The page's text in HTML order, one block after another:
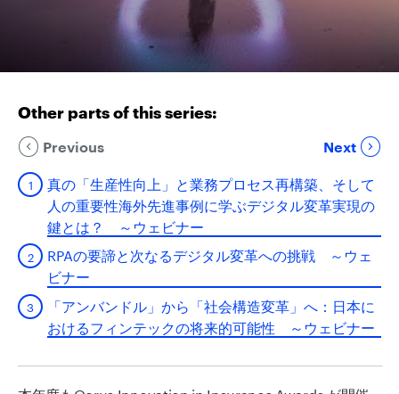
Other parts of this series:
Previous Next
真の「生産性向上」と業務プロセス再構築、そして
人の重要性海外先進事例に学ぶデジタル変革実現の
鍵とは？ ～ウェビナー
RPAの要諦と次なるデジタル変革への挑戦 ～ウェ
ビナー
「アンバンドル」から「社会構造変革」へ：日本に
おけるフィンテックの将来的可能性 ～ウェビナー